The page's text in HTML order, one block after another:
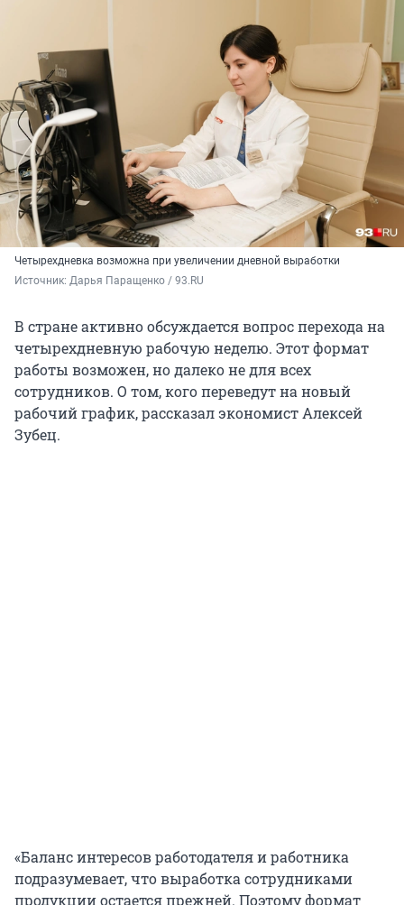
Четырехдневка возможна при увеличении дневной выработки
Источник: Дарья Паращенко / 93.RU
В стране активно обсуждается вопрос перехода на
четырехдневную рабочую неделю. Этот формат
работы возможен, но далеко не для всех
сотрудников. О том, кого переведут на новый
рабочий график, рассказал экономист Алексей
Зубец.
«Баланс интересов работодателя и работника
подразумевает, что выработка сотрудниками
продукции остается прежней. Поэтому формат